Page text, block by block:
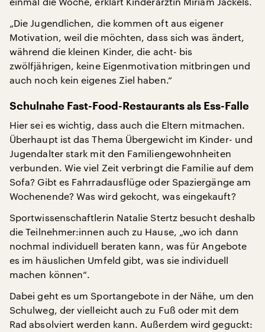
„Die Jugendlichen, die kommen oft aus eigener
Motivation, weil die möchten, dass sich was ändert,
während die kleinen Kinder, die acht- bis
zwölfjährigen, keine Eigenmotivation mitbringen und
auch noch kein eigenes Ziel haben.“
Schulnahe Fast-Food-Restaurants als Ess-Falle
Hier sei es wichtig, dass auch die Eltern mitmachen.
Überhaupt ist das Thema Übergewicht im Kinder- und
Jugendalter stark mit den Familiengewohnheiten
verbunden. Wie viel Zeit verbringt die Familie auf dem
Sofa? Gibt es Fahrradausflüge oder Spaziergänge am
Wochenende? Was wird gekocht, was eingekauft?
Sportwissenschaftlerin Natalie Stertz besucht deshalb
die Teilnehmer:innen auch zu Hause, „wo ich dann
nochmal individuell beraten kann, was für Angebote
es im häuslichen Umfeld gibt, was sie individuell
machen können“.
Dabei geht es um Sportangebote in der Nähe, um den
Schulweg, der vielleicht auch zu Fuß oder mit dem
Rad absolviert werden kann. Außerdem wird geguckt: